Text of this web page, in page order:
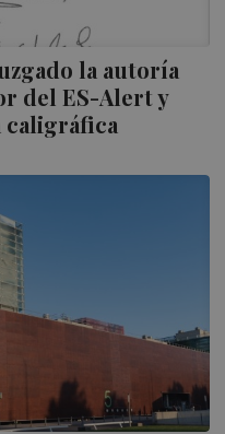
la autoría
del ES-Alert y
caligráfica